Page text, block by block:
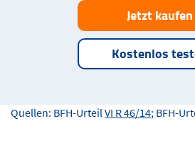
Jetzt kaufen
Kostenlos
Quellen: BFH-Urteil VI R 46/14; BFH-